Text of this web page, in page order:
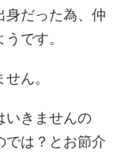
身だった為、仲
です。
ん。
いきませんの
では？とお節介